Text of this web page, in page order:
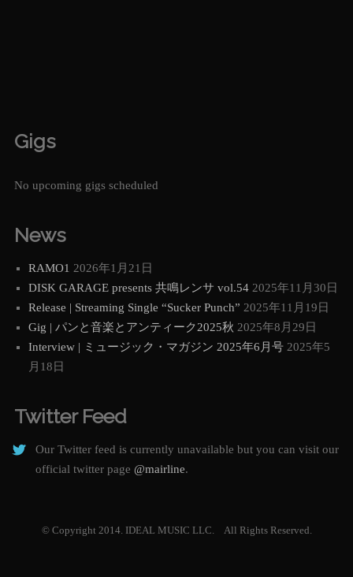
Gigs
No upcoming gigs scheduled
News
RAMO1 2026年1月21日
DISK GARAGE presents 共鳴レンサ vol.54 2025年11月30日
Release | Streaming Single “Sucker Punch” 2025年11月19日
Gig | パンと音楽とアンティーク2025秋 2025年8月29日
Interview | ミュージック・マガジン 2025年6月号 2025年5
月18日
Twitter Feed
Our Twitter feed is currently unavailable but you can visit our
official twitter page @mairline.
© Copyright 2014. IDEAL MUSIC LLC. All Rights Reserved.